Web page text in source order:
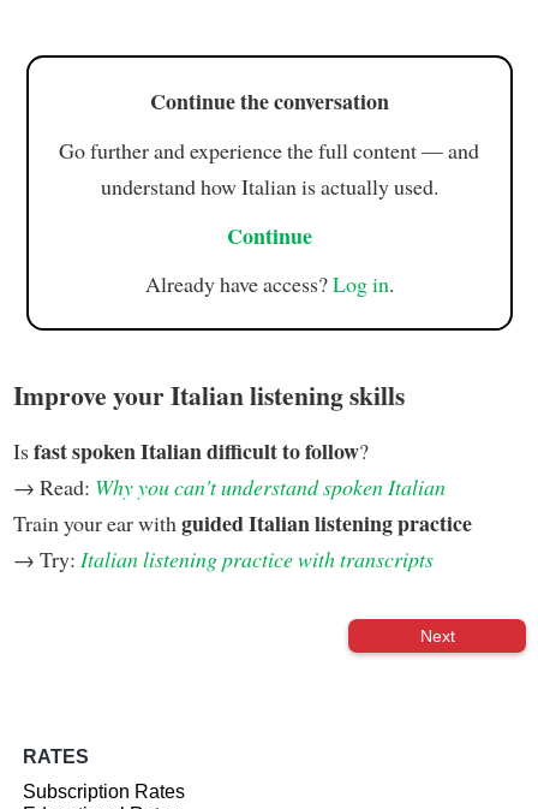
Continue the conversation
Go further and experience the full content — and
understand how Italian is actually used.
Continue
Already have access?Log in.
Improve your Italian listening skills
Isfast spoken Italian difficult to follow?
→ Read: Why you can't understand spoken Italian
Train your ear with guided Italian listening practice
→ Try: Italian listening practice with transcripts
Next
RATES
Subscription Rates